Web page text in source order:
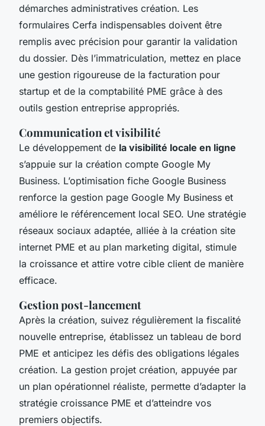
démarches administratives création. Les
formulaires Cerfa indispensables doivent être
remplis avec précision pour garantir la validation
du dossier. Dès l’immatriculation, mettez en place
une gestion rigoureuse de la facturation pour
startup et de la comptabilité PME grâce à des
outils gestion entreprise appropriés.
Communication et visibilité
Le développement de la visibilité locale en ligne
s’appuie sur la création compte Google My
Business. L’optimisation fiche Google Business
renforce la gestion page Google My Business et
améliore le référencement local SEO. Une stratégie
réseaux sociaux adaptée, alliée à la création site
internet PME et au plan marketing digital, stimule
la croissance et attire votre cible client de manière
efficace.
Gestion post-lancement
Après la création, suivez régulièrement la fiscalité
nouvelle entreprise, établissez un tableau de bord
PME et anticipez les défis des obligations légales
création. La gestion projet création, appuyée par
un plan opérationnel réaliste, permette d’adapter la
stratégie croissance PME et d’atteindre vos
premiers objectifs.